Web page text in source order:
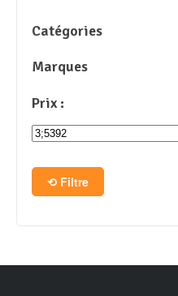
Catégories
Marques
Prix :
Filtre